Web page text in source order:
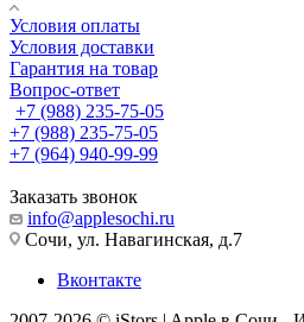
Условия оплаты
Условия доставки
Гарантия на товар
Вопрос-ответ
+7 (988) 235-75-05
+7 (988) 235-75-05
+7 (964) 940-99-99
Заказать звонок
info@applesochi.ru
Сочи, ул. Навагинская, д.7
Вконтакте